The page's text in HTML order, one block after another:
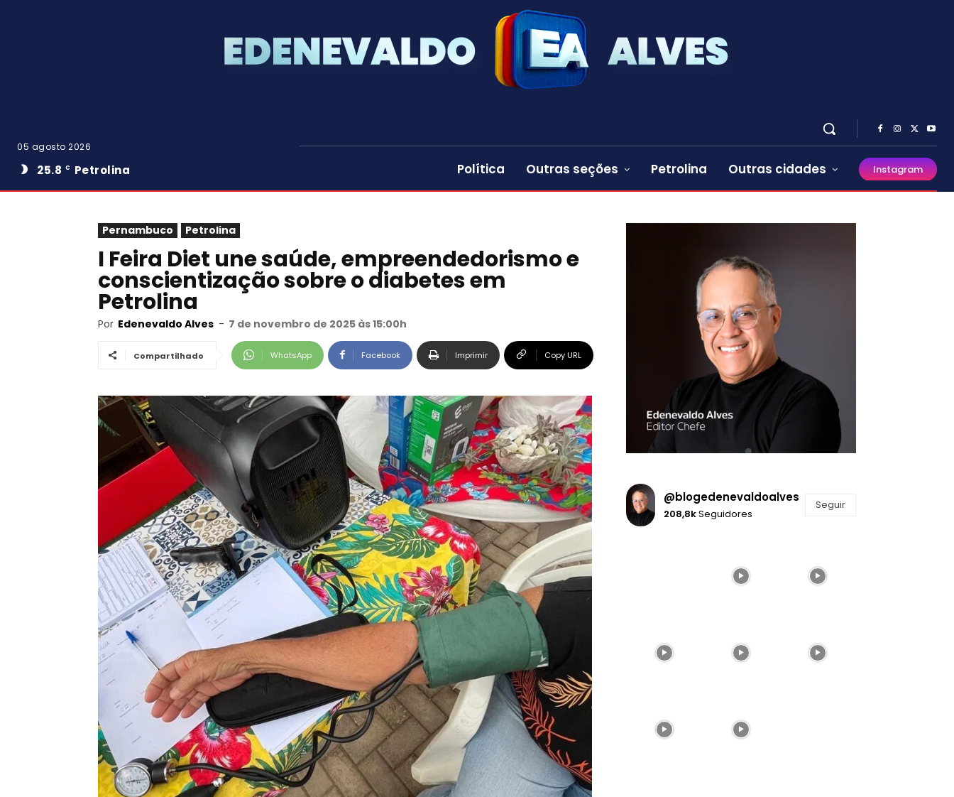
05 agosto 2026
25.8 C Petrolina Política Outras seções Petrolina Outras cidades Instagram
Pernambuco Petrolina
I Feira Diet une saúde, empreendedorismo e
conscientização sobre o diabetes em
Petrolina
Por Edenevaldo Alves - 7 de novembro de 2025 às 15:00h
Compartilhado WhatsApp Facebook Imprimir Copy URL
@blogedenevaldoalves
208,8kSeguidores
Seguir